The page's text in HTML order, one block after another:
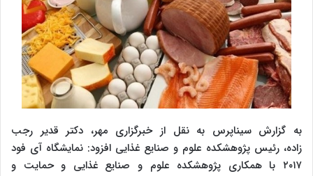
به گزارش سیناپرس به نقل از خبرگزاری مهر، دکتر قدیر رجب
زاده، رئیس پژوهشکده علوم و صنایع غذایی افزود: نمایشگاه آی فود
۲۰۱۷ با همکاری پژوهشکده علوم و صنایع غذایی و حمایت و